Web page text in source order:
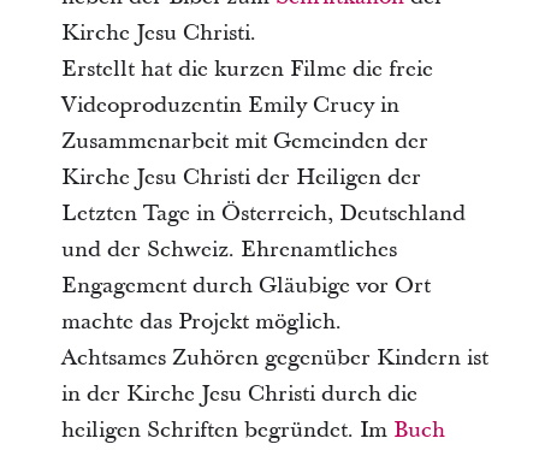
Kirche Jesu Christi.
Erstellt hat die kurzen Filme die freie
Videoproduzentin Emily Crucy in
Zusammenarbeit mit Gemeinden der
Kirche Jesu Christi der Heiligen der
Letzten Tage in Österreich, Deutschland
und der Schweiz. Ehrenamtliches
Engagement durch Gläubige vor Ort
machte das Projekt möglich.
Achtsames Zuhören gegenüber Kindern ist
in der Kirche Jesu Christi durch die
heiligen Schriften begründet. Im Buch